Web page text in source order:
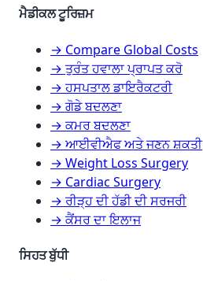
ਮੈਡੀਕਲ ਟੂਰਿਜ਼ਮ
→ Compare Global Costs
→ ਤੁਰੰਤ ਹਵਾਲਾ ਪ੍ਰਾਪਤ ਕਰੋ
→ ਹਸਪਤਾਲ ਡਾਇਰੈਕਟਰੀ
→ ਗੋਡੇ ਬਦਲਣਾ
→ ਕਮਰ ਬਦਲਣਾ
→ ਆਈਵੀਐਫ ਅਤੇ ਜਣਨ ਸ਼ਕਤੀ
→ Weight Loss Surgery
→ Cardiac Surgery
→ ਰੀੜ੍ਹ ਦੀ ਹੱਡੀ ਦੀ ਸਰਜਰੀ
→ ਕੈਂਸਰ ਦਾ ਇਲਾਜ
ਸਿਹਤ ਬੁੱਧੀ